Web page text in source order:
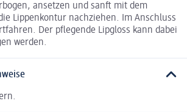
ansetzen und sanft mit dem
Lippenkontur nachziehen. Im Anschluss
Der pflegende Lipgloss kann dabei
werden.